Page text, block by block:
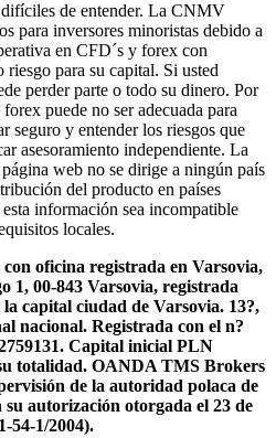
de entender. La CNMV
para inversores minoristas debido a
en CFD´s y forex con
para su capital. Si usted
perder parte o todo su dinero. Por
puede no ser adecuada para
seguro y entender los riesgos que
asesoramiento independiente. La
web no se dirige a ningún país
del producto en países
información sea incompatible
locales.
oficina registrada en Varsovia,
1, 00-843 Varsovia, registrada
capital ciudad de Varsovia. 13?,
nacional. Registrada con el n?
Capital inicial PLN
totalidad. OANDA TMS Brokers
de la autoridad polaca de
autorización otorgada el 23 de
54-1/2004).